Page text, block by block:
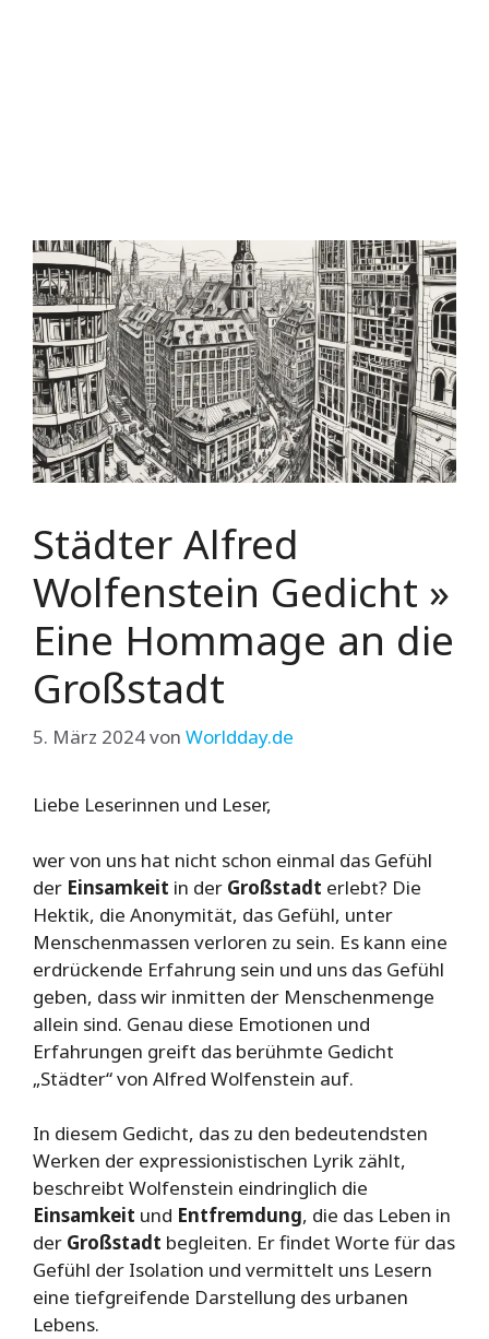
Städter Alfred
Wolfenstein Gedicht »
Eine Hommage an die
Großstadt
5. März 2024von Worldday.de
Liebe Leserinnen und Leser,
wer von uns hat nicht schon einmal das Gefühl
der Einsamkeit in der Großstadt erlebt? Die
Hektik, die Anonymität, das Gefühl, unter
Menschenmassen verloren zu sein. Es kann eine
erdrückende Erfahrung sein und uns das Gefühl
geben, dass wir inmitten der Menschenmenge
allein sind. Genau diese Emotionen und
Erfahrungen greift das berühmte Gedicht
„Städter“ von Alfred Wolfenstein auf.
In diesem Gedicht, das zu den bedeutendsten
Werken der expressionistischen Lyrik zählt,
beschreibt Wolfenstein eindringlich die
Einsamkeit und Entfremdung, die das Leben in
der Großstadt begleiten. Er findet Worte für das
Gefühl der Isolation und vermittelt uns Lesern
eine tiefgreifende Darstellung des urbanen
Lebens.